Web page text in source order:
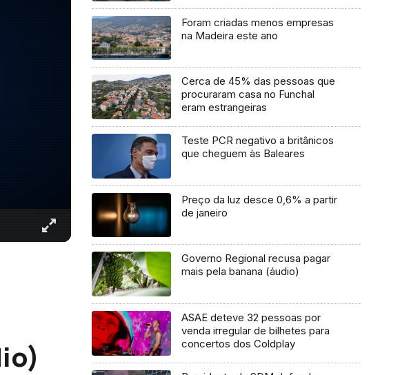
Foram criadas menos empresas
na Madeira este ano
Cerca de 45% das pessoas que
procuraram casa no Funchal
eram estrangeiras
Teste PCR negativo a britânicos
que cheguem às Baleares
Preço da luz desce 0,6% a partir
de janeiro
Governo Regional recusa pagar
mais pela banana (áudio)
ASAE deteve 32 pessoas por
venda irregular de bilhetes para
concertos dos Coldplay